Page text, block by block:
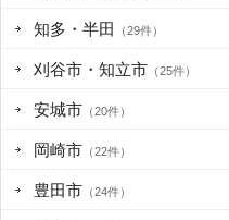
知多・半田 （29件）
刈谷市・知立市 （25件）
安城市 （20件）
岡崎市 （22件）
豊田市 （24件）